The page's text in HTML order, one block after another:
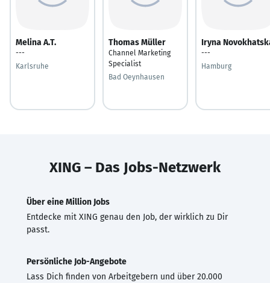
Melina A.T.
---
Karlsruhe
Thomas Müller
Channel Marketing
Specialist
Bad Oeynhausen
Iryna
---
Hamburg
XING – Das Jobs-Netzwerk
Über eine Million Jobs
Entdecke mit XING genau den Job, der wirklich zu Dir
passt.
Persönliche Job-Angebote
Lass Dich finden von Arbeitgebern und über 20.000